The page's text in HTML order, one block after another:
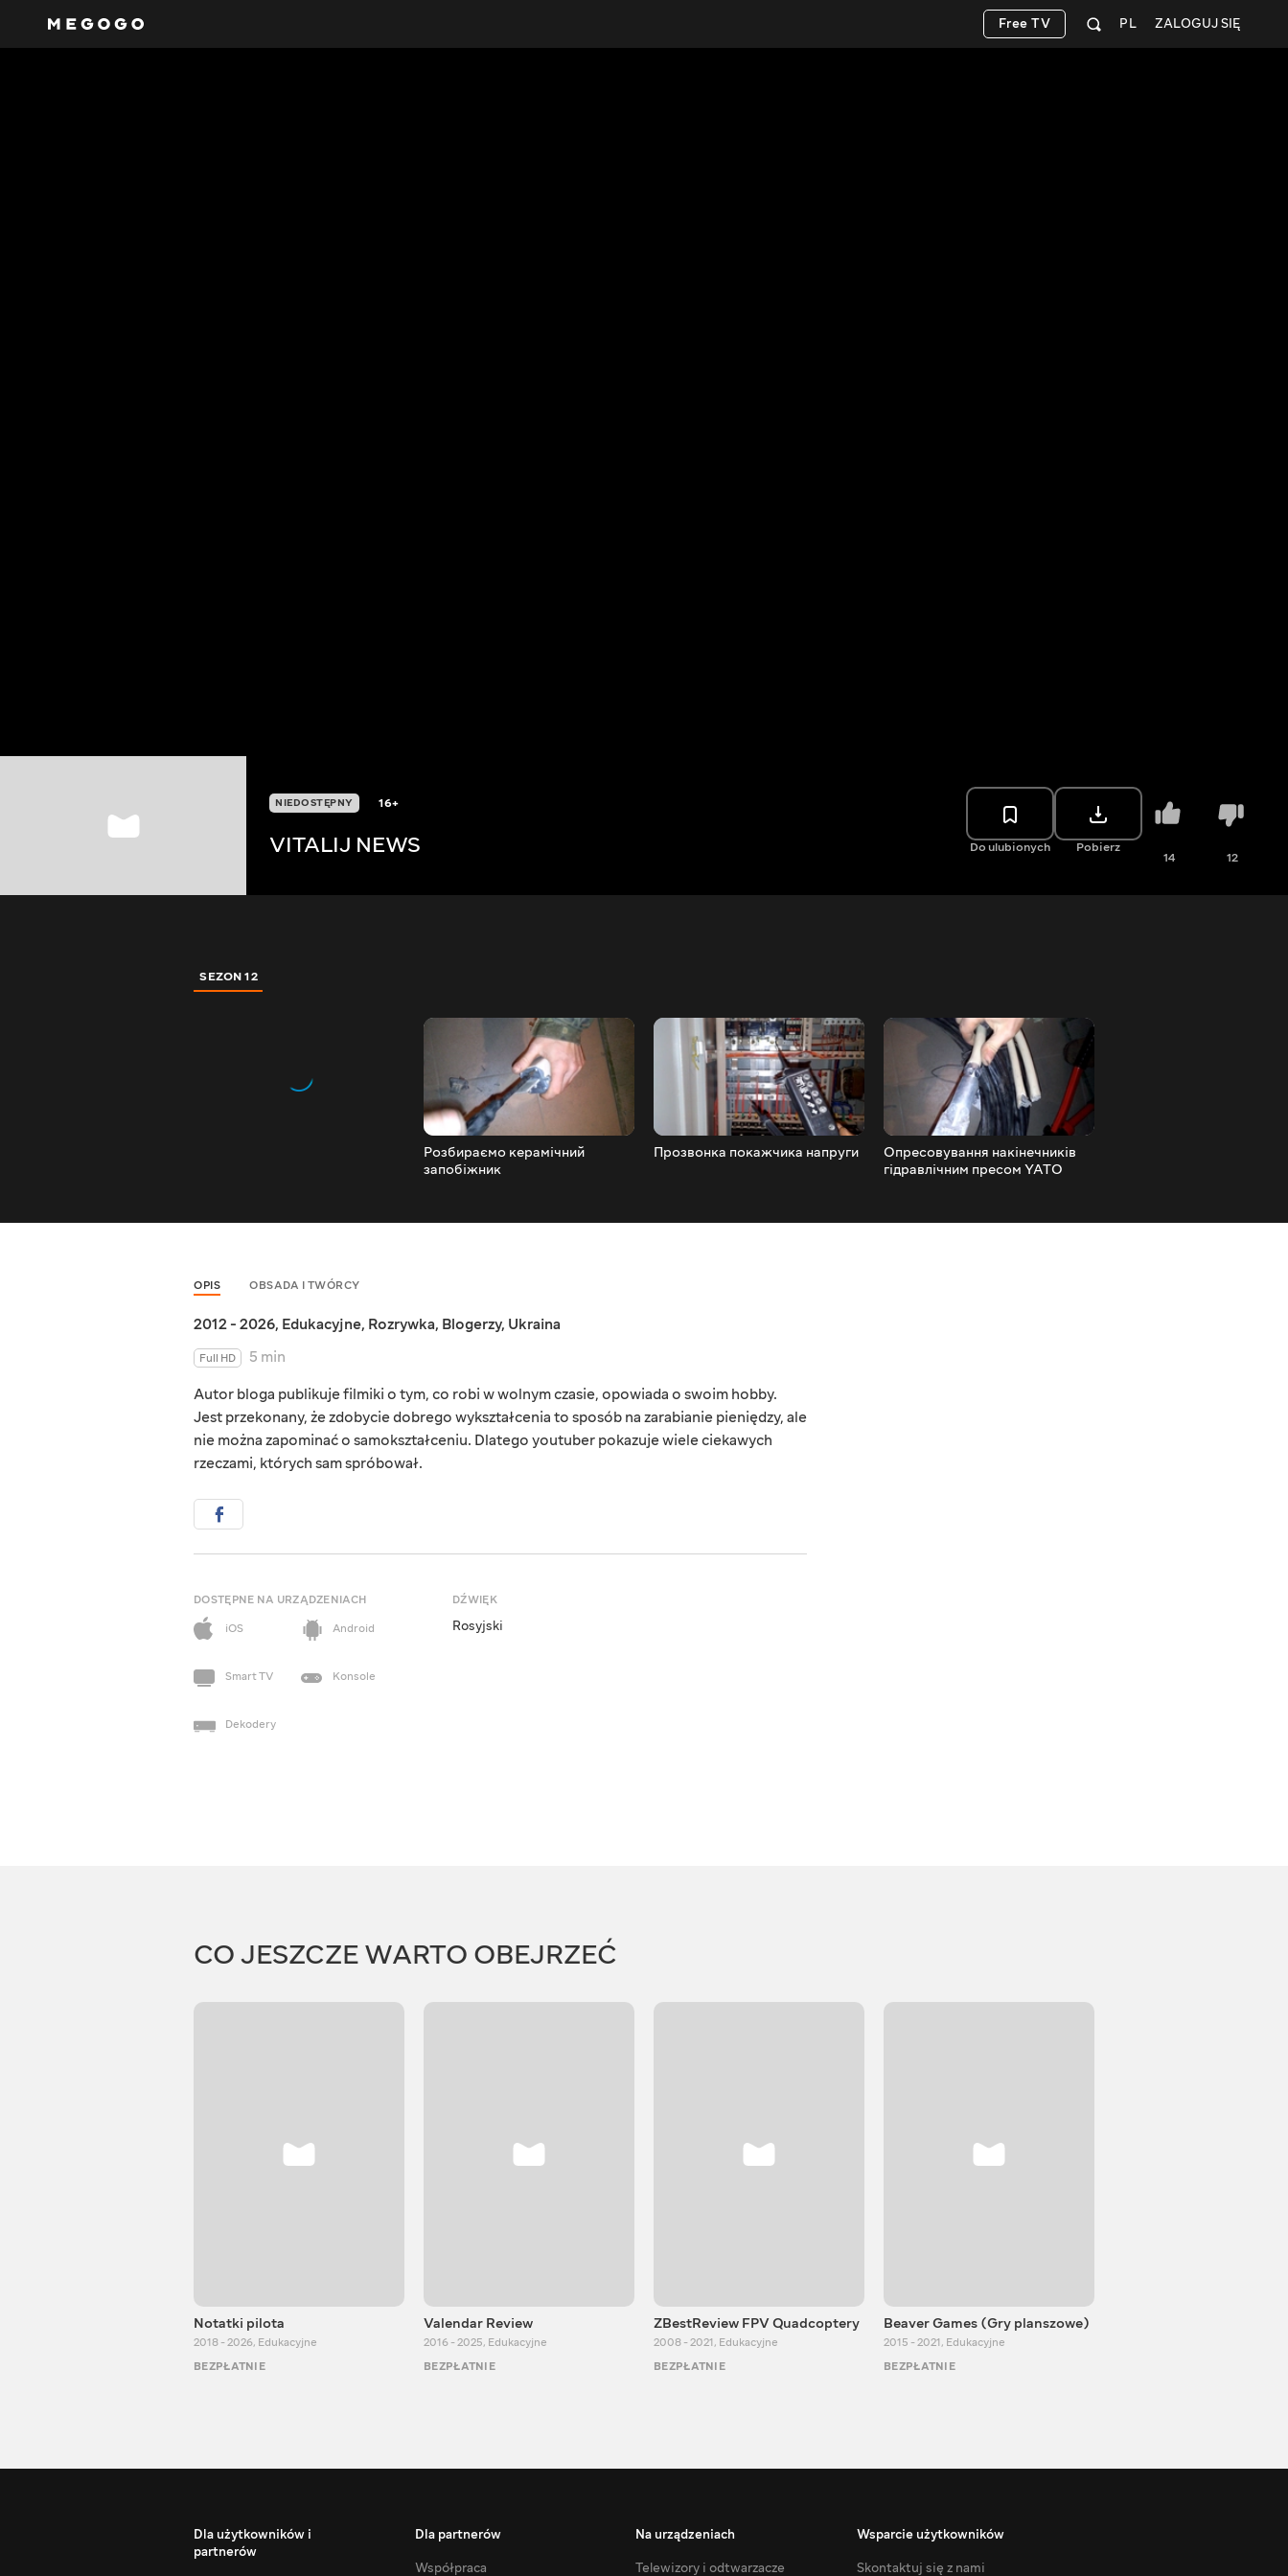
ZALOGUJ SIĘ
PL
Free TV
NIEDOSTĘPNY 16+
VITALIJ NEWS Do ulubionych Pobierz
14 12
SEZON 12
Розбираємо керамічний
запобіжник
Прозвонка покажчика напруги
Опресовування накінечників
гідравлічним пресом YATO
OPIS OBSADA I TWÓRCY
2012 - 2026, Edukacyjne, Rozrywka, Blogerzy, Ukraina
Full HD
5 min
Autor bloga publikuje filmiki o tym, co robi w wolnym czasie, opowiada o swoim hobby.
Jest przekonany, że zdobycie dobrego wykształcenia to sposób na zarabianie pieniędzy, ale
nie można zapominać o samokształceniu. Dlatego youtuber pokazuje wiele ciekawych
rzeczami, których sam spróbował.
DOSTĘPNE NA URZĄDZENIACH
iOS
Android
Smart TV Konsole
Dekodery
DŹWIĘK
Rosyjski
CO JESZCZE WARTO OBEJRZEĆ
Notatki pilota
2018 - 2026, Edukacyjne
BEZPŁATNIE
Valendar Review
2016 - 2025, Edukacyjne
BEZPŁATNIE
ZBestReview FPV Quadcoptery
2008 - 2021, Edukacyjne
BEZPŁATNIE
Beaver Games (Gry planszowe)
2015 - 2021, Edukacyjne
BEZPŁATNIE
Dla użytkowników i
partnerów
Dla partnerów
Współpraca
Na urządzeniach
Telewizory i odtwarzacze
Wsparcie użytkowników
Skontaktuj się z nami